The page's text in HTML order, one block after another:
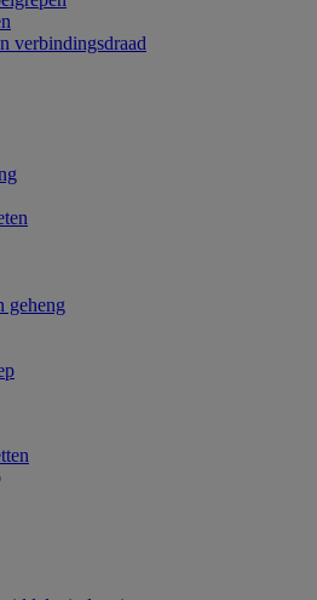
verbindingsdraad
geheng